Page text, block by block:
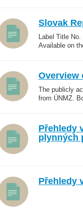
Slovak
Label Title
Available on
Overview
The publicly
from ÚNMZ.
Přehledy
plynných
Přehledy